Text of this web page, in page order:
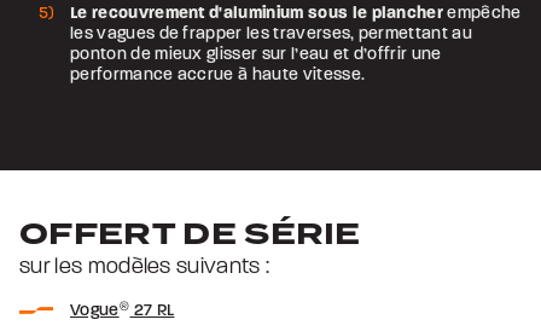
Le recouvrement d'aluminium sous le plancherempêche
les vagues de frapper les traverses, permettant au
ponton de mieux glisser sur l’eau et d’offrir une
performance accrue à haute vitesse.
OFFERT DE SÉRIE
sur les modèles suivants :
Vogue® 27 RL